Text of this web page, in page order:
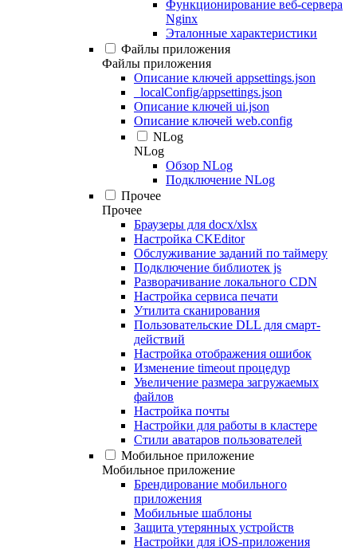
Функционирование веб-сервера
Nginx
Эталонные характеристики
Файлы приложения
Файлы приложения
Описание ключей appsettings.json
_localConfig/appsettings.json
Описание ключей ui.json
Описание ключей web.config
NLog
NLog
Обзор NLog
Подключение NLog
Прочее
Прочее
Браузеры для docx/xlsx
Настройка CKEditor
Обслуживание заданий по таймеру
Подключение библиотек js
Разворачивание локального CDN
Настройка сервиса печати
Утилита сканирования
Пользовательские DLL для смарт-
действий
Настройка отображения ошибок
Изменение timeout процедур
Увеличение размера загружаемых
файлов
Настройка почты
Настройки для работы в кластере
Стили аватаров пользователей
Мобильное приложение
Мобильное приложение
Брендирование мобильного
приложения
Мобильные шаблоны
Защита утерянных устройств
Настройки для iOS-приложения